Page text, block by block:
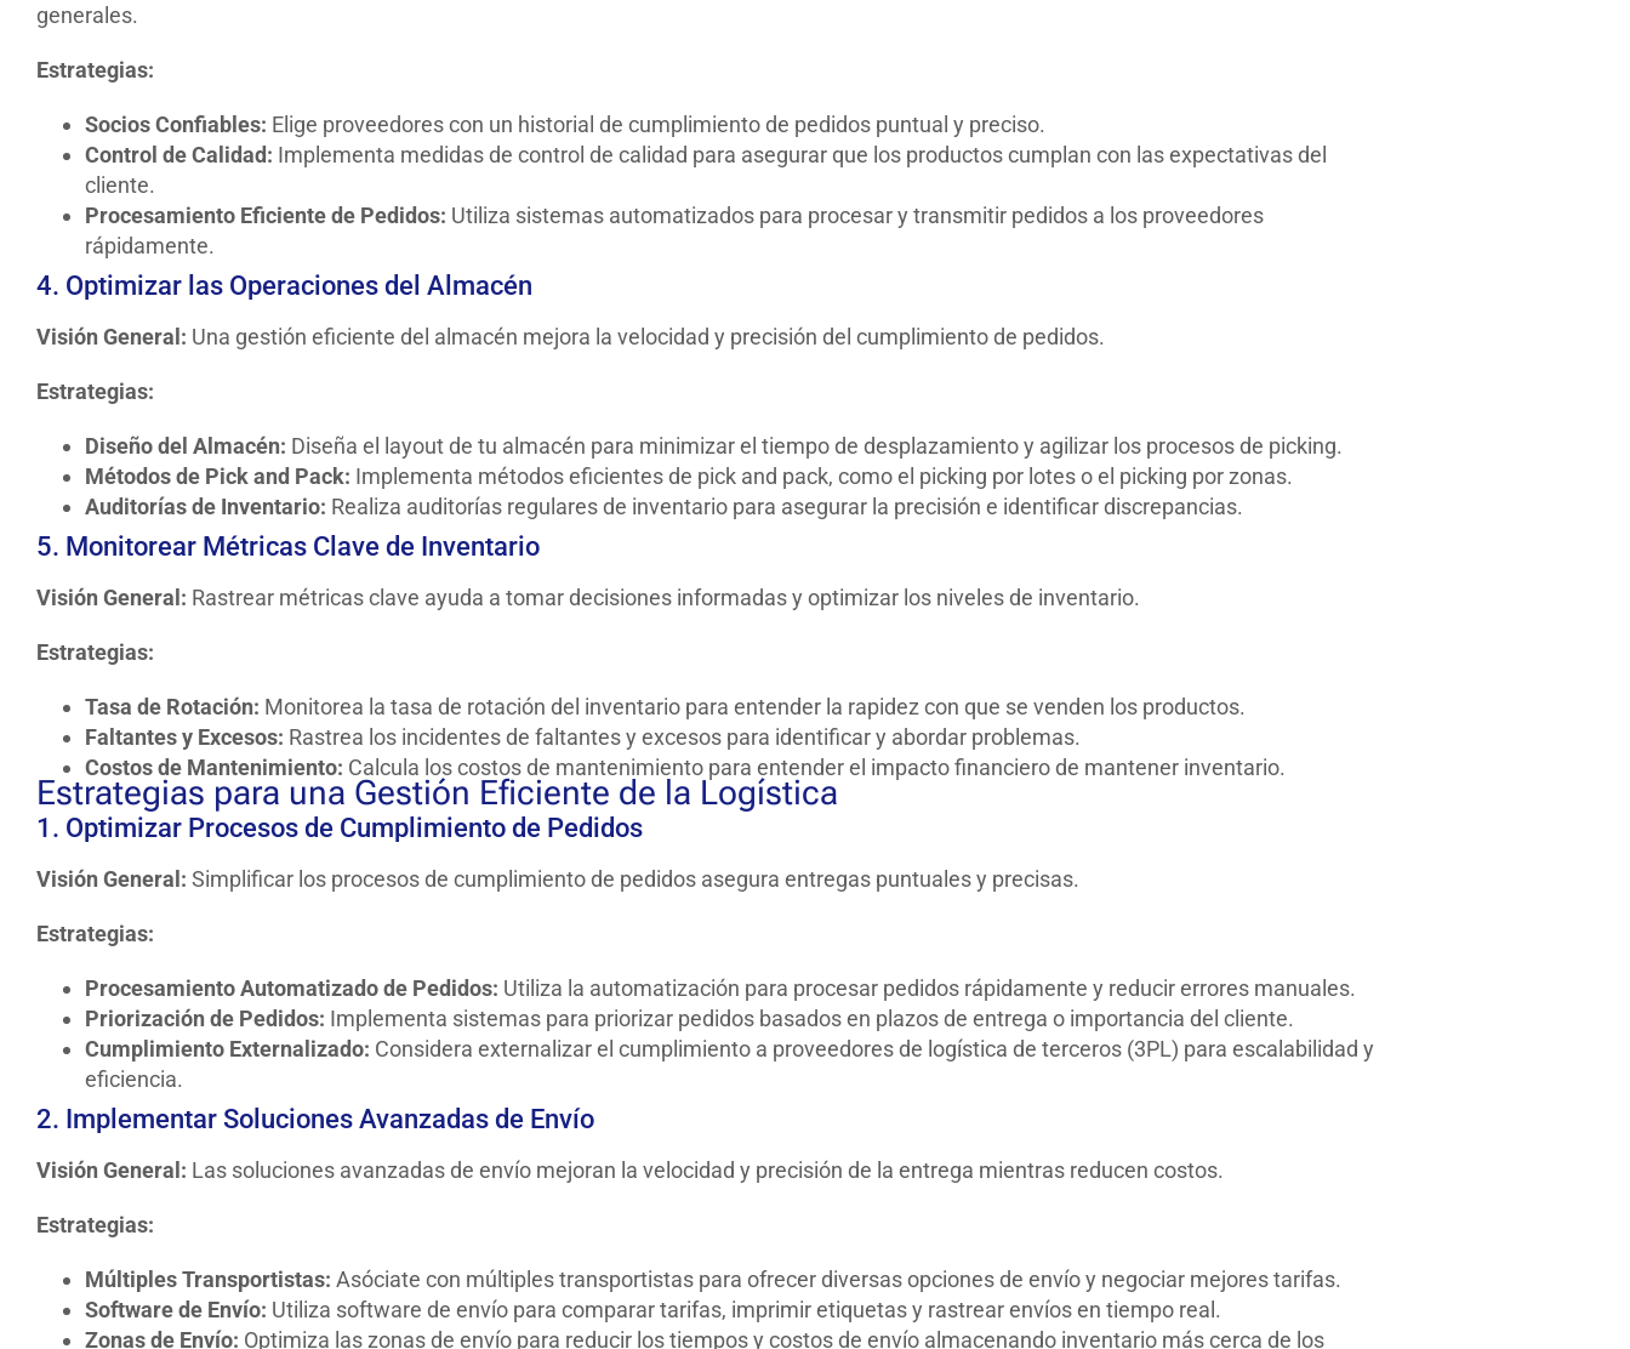
generales.
Estrategias:
Socios Confiables: Elige proveedores con un historial de cumplimiento de pedidos puntual y preciso.
Control de Calidad: Implementa medidas de control de calidad para asegurar que los productos cumplan con las expectativas del
cliente.
Procesamiento Eficiente de Pedidos: Utiliza sistemas automatizados para procesar y transmitir pedidos a los proveedores
rápidamente.
4. Optimizar las Operaciones del Almacén
Visión General: Una gestión eficiente del almacén mejora la velocidad y precisión del cumplimiento de pedidos.
Estrategias:
Diseño del Almacén: Diseña el layout de tu almacén para minimizar el tiempo de desplazamiento y agilizar los procesos de picking.
Métodos de Pick and Pack: Implementa métodos eficientes de pick and pack, como el picking por lotes o el picking por zonas.
Auditorías de Inventario: Realiza auditorías regulares de inventario para asegurar la precisión e identificar discrepancias.
5. Monitorear Métricas Clave de Inventario
Visión General: Rastrear métricas clave ayuda a tomar decisiones informadas y optimizar los niveles de inventario.
Estrategias:
Tasa de Rotación: Monitorea la tasa de rotación del inventario para entender la rapidez con que se venden los productos.
Faltantes y Excesos: Rastrea los incidentes de faltantes y excesos para identificar y abordar problemas.
Costos de Mantenimiento: Calcula los costos de mantenimiento para entender el impacto financiero de mantener inventario.
Estrategias para una Gestión Eficiente de la Logística
1. Optimizar Procesos de Cumplimiento de Pedidos
Visión General: Simplificar los procesos de cumplimiento de pedidos asegura entregas puntuales y precisas.
Estrategias:
Procesamiento Automatizado de Pedidos: Utiliza la automatización para procesar pedidos rápidamente y reducir errores manuales.
Priorización de Pedidos: Implementa sistemas para priorizar pedidos basados en plazos de entrega o importancia del cliente.
Cumplimiento Externalizado: Considera externalizar el cumplimiento a proveedores de logística de terceros (3PL) para escalabilidad y
eficiencia.
2. Implementar Soluciones Avanzadas de Envío
Visión General: Las soluciones avanzadas de envío mejoran la velocidad y precisión de la entrega mientras reducen costos.
Estrategias:
Múltiples Transportistas: Asóciate con múltiples transportistas para ofrecer diversas opciones de envío y negociar mejores tarifas.
Software de Envío: Utiliza software de envío para comparar tarifas, imprimir etiquetas y rastrear envíos en tiempo real.
Zonas de Envío: Optimiza las zonas de envío para reducir los tiempos y costos de envío almacenando inventario más cerca de los